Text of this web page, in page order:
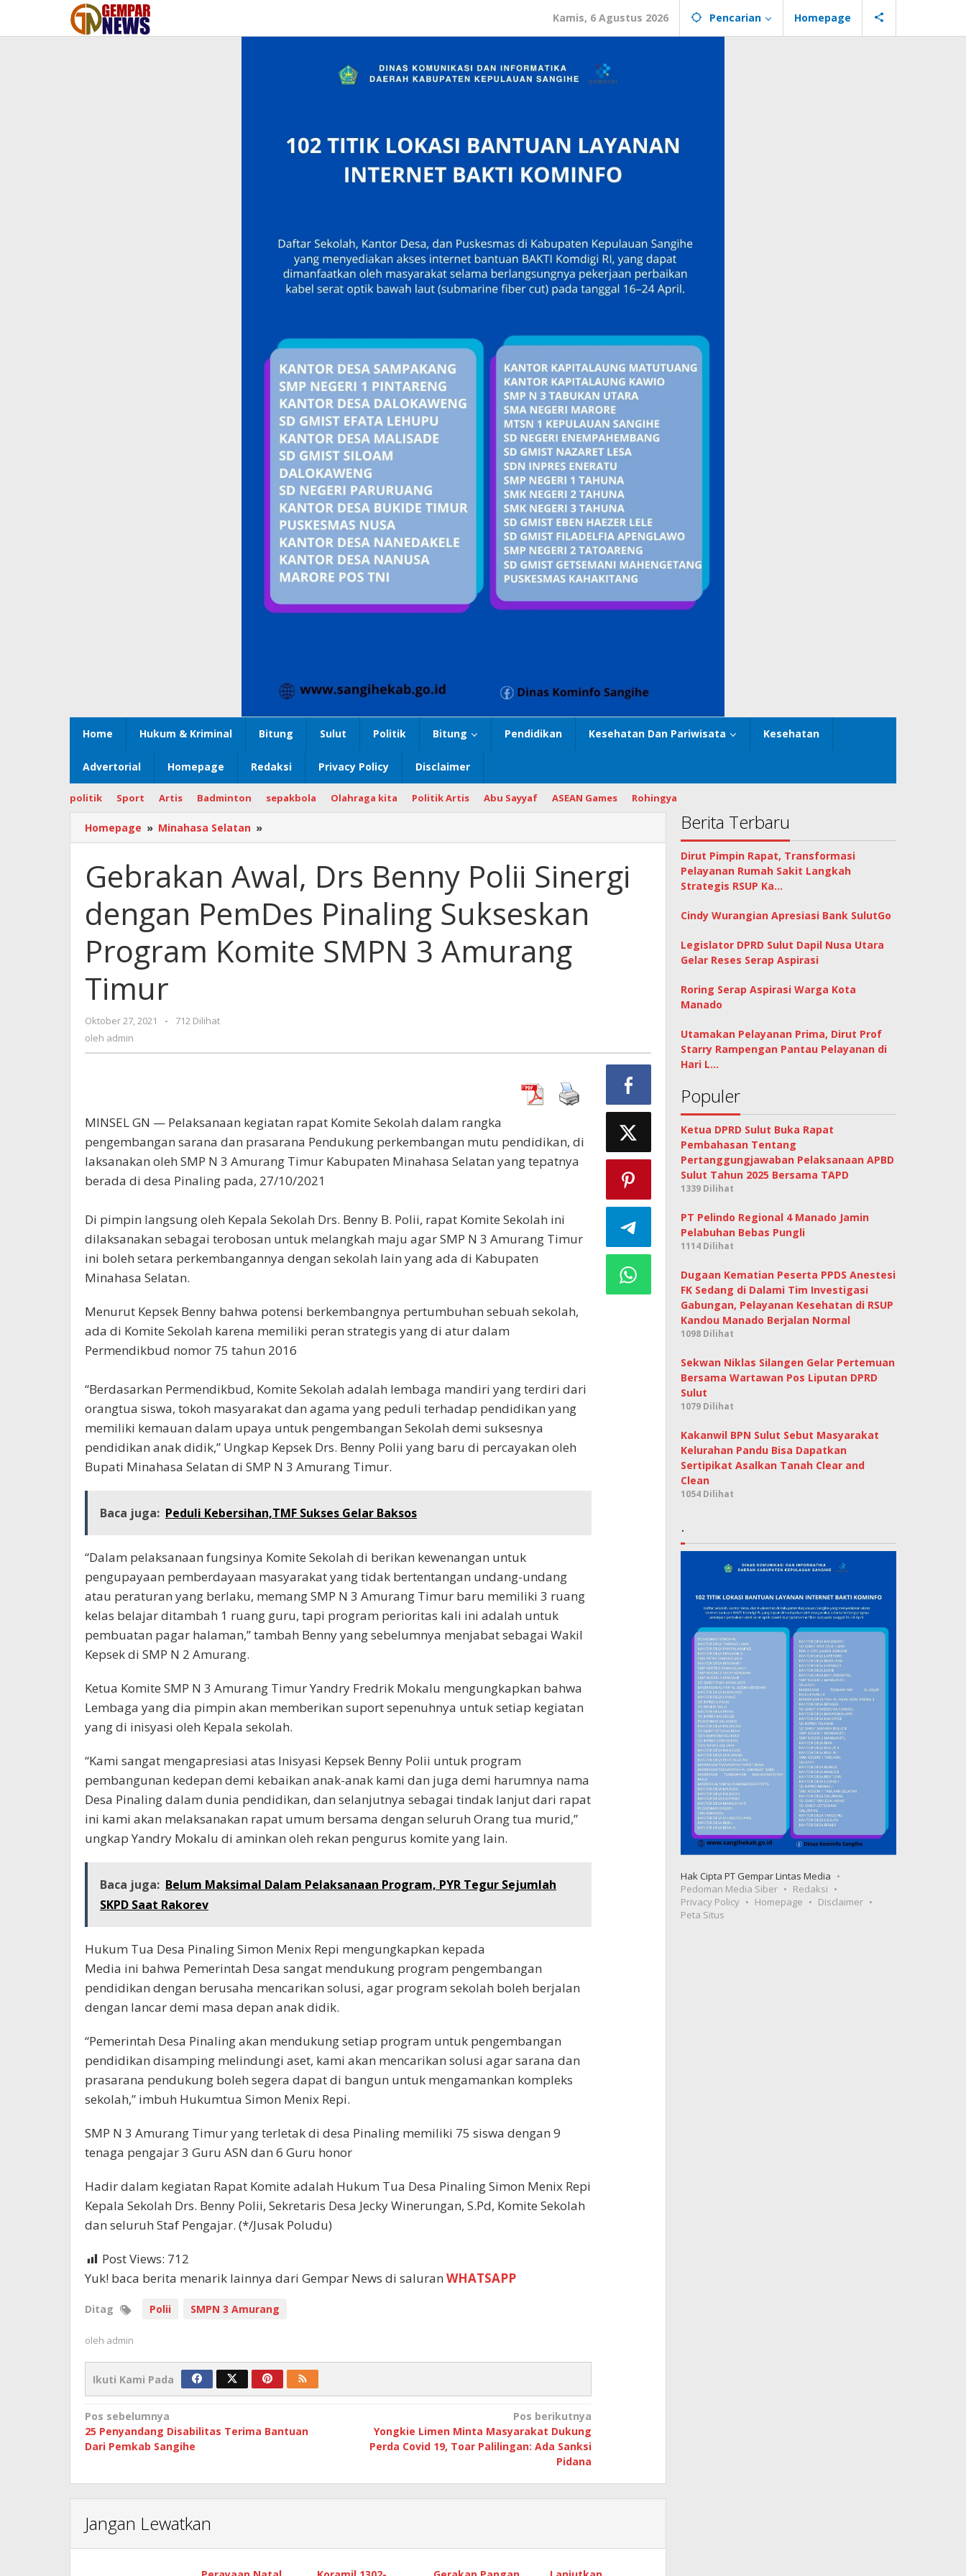
konten
Kamis, 6 Agustus 2026 Pencarian Homepage
Home Hukum & Kriminal Bitung Sulut Politik Bitung Pendidikan Kesehatan Dan Pariwisata Kesehatan
Advertorial Homepage Redaksi Privacy Policy Disclaimer
politik Sport Artis Badminton sepakbola Olahraga kita Politik Artis Abu Sayyaf ASEAN Games Rohingya
Homepage » Minahasa Selatan »
Awal,
Benny
Polii
Sinergi
dengan
Pinaling
Sukseskan
Timur
Gebrakan Awal, Drs Benny Polii Sinergi
dengan PemDes Pinaling Sukseskan
Program Komite SMPN 3 Amurang
Timur
Oktober 27, 2021
oleh
-
712 Dilihat
oleh admin
MINSEL GN — Pelaksanaan kegiatan rapat Komite Sekolah dalam rangka
pengembangan sarana dan prasarana Pendukung perkembangan mutu pendidikan, di
laksanakan oleh SMP N 3 Amurang Timur Kabupaten Minahasa Selatan yang tepatnya
berada di desa Pinaling pada, 27/10/2021
Di pimpin langsung oleh Kepala Sekolah Drs. Benny B. Polii, rapat Komite Sekolah ini
dilaksanakan sebagai terobosan untuk melangkah maju agar SMP N 3 Amurang Timur
ini boleh setara perkembangannya dengan sekolah lain yang ada di Kabupaten
Minahasa Selatan.
Menurut Kepsek Benny bahwa potensi berkembangnya pertumbuhan sebuah sekolah,
ada di Komite Sekolah karena memiliki peran strategis yang di atur dalam
Permendikbud nomor 75 tahun 2016
“Berdasarkan Permendikbud, Komite Sekolah adalah lembaga mandiri yang terdiri dari
orangtua siswa, tokoh masyarakat dan agama yang peduli terhadap pendidikan yang
memiliki kemauan dalam upaya untuk pengembangan Sekolah demi suksesnya
pendidikan anak didik,” Ungkap Kepsek Drs. Benny Polii yang baru di percayakan oleh
Bupati Minahasa Selatan di SMP N 3 Amurang Timur.
Baca juga: Peduli Kebersihan,TMF Sukses Gelar Baksos
“Dalam pelaksanaan fungsinya Komite Sekolah di berikan kewenangan untuk
pengupayaan pemberdayaan masyarakat yang tidak bertentangan undang-undang
atau peraturan yang berlaku, memang SMP N 3 Amurang Timur baru memiliki 3 ruang
kelas belajar ditambah 1 ruang guru, tapi program perioritas kali ini adalah untuk
pembuatan pagar halaman,” tambah Benny yang sebelumnya menjabat sebagai Wakil
Kepsek di SMP N 2 Amurang.
Ketua Komite SMP N 3 Amurang Timur Yandry Fredrik Mokalu mengungkapkan bahwa
Lembaga yang dia pimpin akan memberikan suport sepenuhnya untuk setiap kegiatan
yang di inisyasi oleh Kepala sekolah.
“Kami sangat mengapresiasi atas Inisyasi Kepsek Benny Polii untuk program
pembangunan kedepan demi kebaikan anak-anak kami dan juga demi harumnya nama
Desa Pinaling dalam dunia pendidikan, dan selanjutnya sebagai tindak lanjut dari rapat
ini kami akan melaksanakan rapat umum bersama dengan seluruh Orang tua murid,”
ungkap Yandry Mokalu di aminkan oleh rekan pengurus komite yang lain.
Baca juga: Belum Maksimal Dalam Pelaksanaan Program, PYR Tegur Sejumlah
SKPD Saat Rakorev
Hukum Tua Desa Pinaling Simon Menix Repi mengungkapkan kepada
Media ini bahwa Pemerintah Desa sangat mendukung program pengembangan
pendidikan dengan berusaha mencarikan solusi, agar program sekolah boleh berjalan
dengan lancar demi masa depan anak didik.
“Pemerintah Desa Pinaling akan mendukung setiap program untuk pengembangan
pendidikan disamping melindungi aset, kami akan mencarikan solusi agar sarana dan
prasarana pendukung boleh segera dapat di bangun untuk mengamankan kompleks
sekolah,” imbuh Hukumtua Simon Menix Repi.
SMP N 3 Amurang Timur yang terletak di desa Pinaling memiliki 75 siswa dengan 9
tenaga pengajar 3 Guru ASN dan 6 Guru honor
Hadir dalam kegiatan Rapat Komite adalah Hukum Tua Desa Pinaling Simon Menix Repi
Kepala Sekolah Drs. Benny Polii, Sekretaris Desa Jecky Winerungan, S.Pd, Komite Sekolah
dan seluruh Staf Pengajar. (*/Jusak Poludu)
Post Views: 712
Yuk! baca berita menarik lainnya dari Gempar News di saluran WHATSAPP
Ditag Polii SMPN 3 Amurang
oleh admin
Ikuti Kami Pada
Navigasi
pos
Pos sebelumnya
25 Penyandang Disabilitas Terima Bantuan
Dari Pemkab Sangihe
Pos berikutnya
Yongkie Limen Minta Masyarakat Dukung
Perda Covid 19, Toar Palilingan: Ada Sanksi
Pidana
Jangan Lewatkan
Berita Terbaru
Dirut Pimpin Rapat, Transformasi
Pelayanan Rumah Sakit Langkah
Strategis RSUP Ka…
Cindy Wurangian Apresiasi Bank SulutGo
Legislator DPRD Sulut Dapil Nusa Utara
Gelar Reses Serap Aspirasi
Roring Serap Aspirasi Warga Kota
Manado
Utamakan Pelayanan Prima, Dirut Prof
Starry Rampengan Pantau Pelayanan di
Hari L…
Populer
Ketua DPRD Sulut Buka Rapat
Pembahasan Tentang
Pertanggungjawaban Pelaksanaan APBD
Sulut Tahun 2025 Bersama TAPD
1339 Dilihat
PT Pelindo Regional 4 Manado Jamin
Pelabuhan Bebas Pungli
1114 Dilihat
Dugaan Kematian Peserta PPDS Anestesi
FK Sedang di Dalami Tim Investigasi
Gabungan, Pelayanan Kesehatan di RSUP
Kandou Manado Berjalan Normal
1098 Dilihat
Sekwan Niklas Silangen Gelar Pertemuan
Bersama Wartawan Pos Liputan DPRD
Sulut
1079 Dilihat
Kakanwil BPN Sulut Sebut Masyarakat
Kelurahan Pandu Bisa Dapatkan
Sertipikat Asalkan Tanah Clear and
Clean
1054 Dilihat
.
Hak Cipta PT Gempar Lintas Media
Pedoman Media Siber
Redaksi
Privacy Policy
Homepage
Disclaimer
Peta Situs